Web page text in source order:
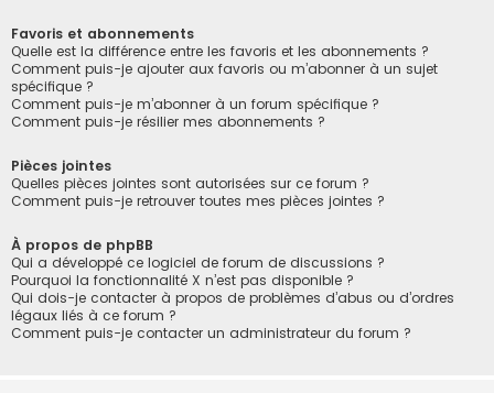
Favoris et abonnements
Quelle est la différence entre les favoris et les abonnements ?
Comment puis-je ajouter aux favoris ou m’abonner à un sujet
spécifique ?
Comment puis-je m’abonner à un forum spécifique ?
Comment puis-je résilier mes abonnements ?
Pièces jointes
Quelles pièces jointes sont autorisées sur ce forum ?
Comment puis-je retrouver toutes mes pièces jointes ?
À propos de phpBB
Qui a développé ce logiciel de forum de discussions ?
Pourquoi la fonctionnalité X n’est pas disponible ?
Qui dois-je contacter à propos de problèmes d’abus ou d’ordres
légaux liés à ce forum ?
Comment puis-je contacter un administrateur du forum ?